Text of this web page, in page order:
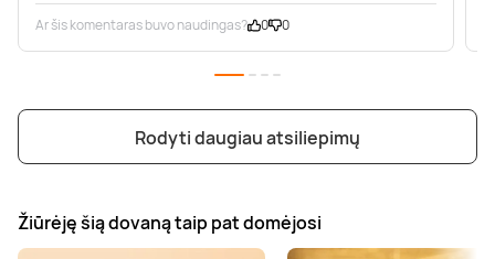
Ar šis komentaras buvo naudingas? 0 0
Rodyti daugiau atsiliepimų
Žiūrėję šią dovaną taip pat domėjosi